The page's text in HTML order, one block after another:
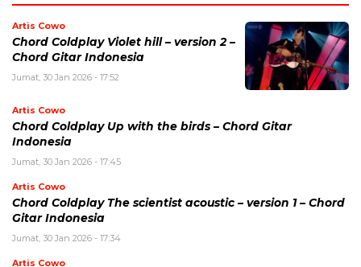
Artis Cowo
Chord Coldplay Violet hill – version 2 –
Chord Gitar Indonesia
Jumat, 30 Jan 2026 - 17:52
Artis Cowo
Chord Coldplay Up with the birds – Chord Gitar
Indonesia
Jumat, 30 Jan 2026 - 17:45
Artis Cowo
Chord Coldplay The scientist acoustic – version 1 – Chord
Gitar Indonesia
Jumat, 30 Jan 2026 - 17:34
Artis Cowo